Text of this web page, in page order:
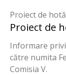
Proiect de
Proiect de
Informare
către numita
Comisia V.